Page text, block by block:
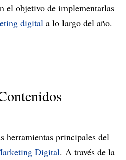
el objetivo de implementarlas
digital a lo largo del año.
herramientas principales del
Digital. A través de la